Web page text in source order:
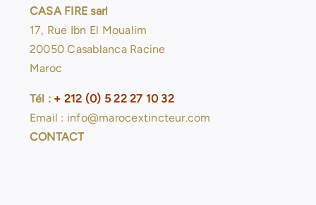
CASA FIRE sarl
17, Rue Ibn El Moualim
20050 Casablanca Racine
Maroc
Tél : + 212 (0) 5 22 27 10 32
Email : info@marocextincteur.com
CONTACT